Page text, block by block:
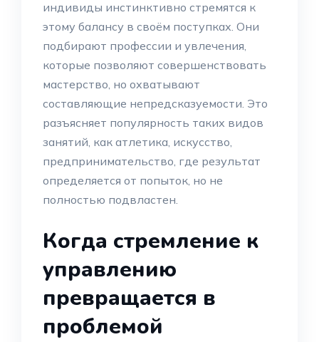
индивиды инстинктивно стремятся к
этому балансу в своём поступках. Они
подбирают профессии и увлечения,
которые позволяют совершенствовать
мастерство, но охватывают
составляющие непредсказуемости. Это
разъясняет популярность таких видов
занятий, как атлетика, искусство,
предпринимательство, где результат
определяется от попыток, но не
полностью подвластен.
Когда стремление к
управлению
превращается в
проблемой